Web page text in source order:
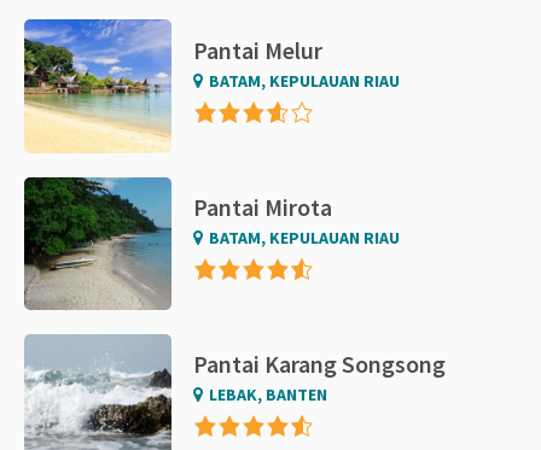
Pantai Melur
BATAM, KEPULAUAN RIAU
Pantai Mirota
BATAM, KEPULAUAN RIAU
Pantai Karang Songsong
LEBAK, BANTEN